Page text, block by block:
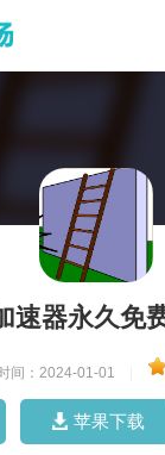
速器永久免
间：2024-01-01
苹果下载